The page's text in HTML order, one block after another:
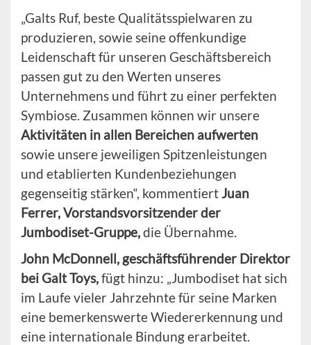
„Galts Ruf, beste Qualitätsspielwaren zu
produzieren, sowie seine offenkundige
Leidenschaft für unseren Geschäftsbereich
passen gut zu den Werten unseres
Unternehmens und führt zu einer perfekten
Symbiose. Zusammen können wir unsere
Aktivitäten in allen Bereichen aufwerten
sowie unsere jeweiligen Spitzenleistungen
und etablierten Kundenbeziehungen
gegenseitig stärken“, kommentiertJuan
Ferrer, Vorstandsvorsitzender der
Jumbodiset-Gruppe,die Übernahme.
John McDonnell, geschäftsführender Direktor
bei Galt Toys,fügt hinzu: „Jumbodiset hat sich
im Laufe vieler Jahrzehnte für seine Marken
eine bemerkenswerte Wiedererkennung und
eine internationale Bindung erarbeitet.